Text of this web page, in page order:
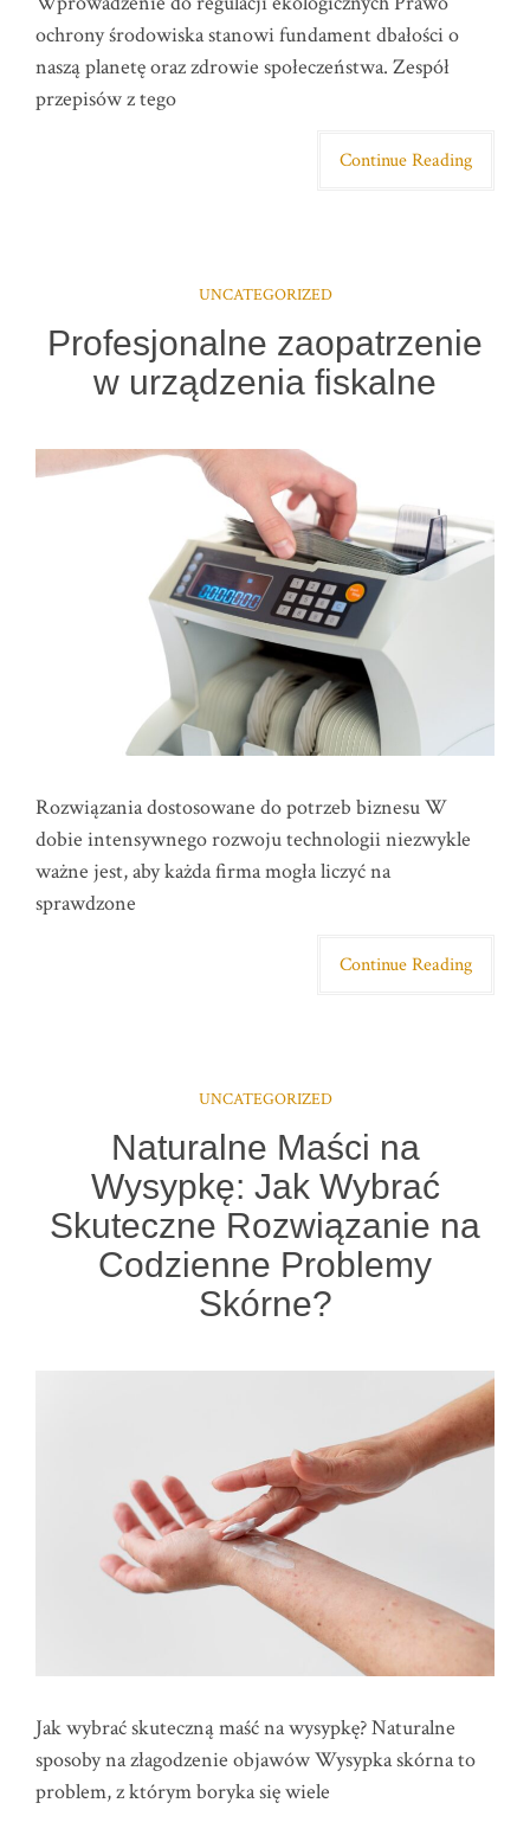
ochrony środowiska stanowi fundament dbałości o
naszą planetę oraz zdrowie społeczeństwa. Zespół
przepisów z tego
Continue Reading
UNCATEGORIZED
Profesjonalne zaopatrzenie
w urządzenia fiskalne
Rozwiązania dostosowane do potrzeb biznesu W
dobie intensywnego rozwoju technologii niezwykle
ważne jest, aby każda firma mogła liczyć na
sprawdzone
Continue Reading
UNCATEGORIZED
Naturalne Maści na
Wysypkę: Jak Wybrać
Skuteczne Rozwiązanie na
Codzienne Problemy
Skórne?
Jak wybrać skuteczną maść na wysypkę? Naturalne
sposoby na złagodzenie objawów Wysypka skórna to
problem, z którym boryka się wiele